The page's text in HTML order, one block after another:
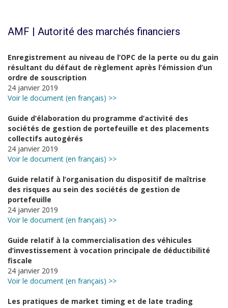
AMF | Autorité des marchés financiers
Enregistrement au niveau de l’OPC de la perte ou du gain
résultant du défaut de règlement après l’émission d’un
ordre de souscription
24 janvier 2019
Voir le document (en français) >>
Guide d’élaboration du programme d’activité des
sociétés de gestion de portefeuille et des placements
collectifs autogérés
24 janvier 2019
Voir le document (en français) >>
Guide relatif à l’organisation du dispositif de maîtrise
des risques au sein des sociétés de gestion de
portefeuille
24 janvier 2019
Voir le document (en français) >>
Guide relatif à la commercialisation des véhicules
d’investissement à vocation principale de déductibilité
fiscale
24 janvier 2019
Voir le document (en français) >>
Les pratiques de market timing et de late trading